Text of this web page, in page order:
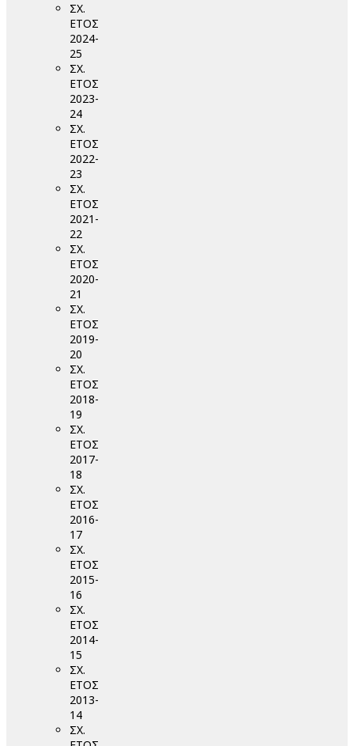
ΣΧ.
ΕΤΟΣ
2024-
25
ΣΧ.
ΕΤΟΣ
2023-
24
ΣΧ.
ΕΤΟΣ
2022-
23
ΣΧ.
ΕΤΟΣ
2021-
22
ΣΧ.
ΕΤΟΣ
2020-
21
ΣΧ.
ΕΤΟΣ
2019-
20
ΣΧ.
ΕΤΟΣ
2018-
19
ΣΧ.
ΕΤΟΣ
2017-
18
ΣΧ.
ΕΤΟΣ
2016-
17
ΣΧ.
ΕΤΟΣ
2015-
16
ΣΧ.
ΕΤΟΣ
2014-
15
ΣΧ.
ΕΤΟΣ
2013-
14
ΣΧ.